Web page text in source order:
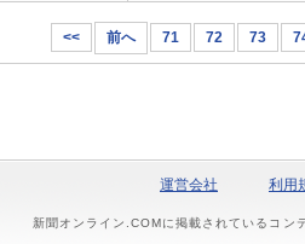
<< 前へ 71 72 73
運営会社 利用
新聞オンライン.COMに掲載されているコン